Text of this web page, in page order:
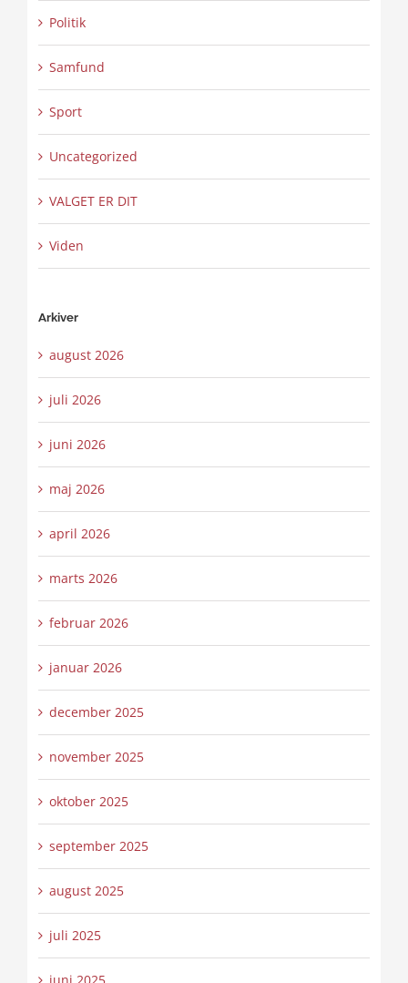
Politik
Samfund
Sport
Uncategorized
VALGET ER DIT
Viden
Arkiver
august 2026
juli 2026
juni 2026
maj 2026
april 2026
marts 2026
februar 2026
januar 2026
december 2025
november 2025
oktober 2025
september 2025
august 2025
juli 2025
juni 2025